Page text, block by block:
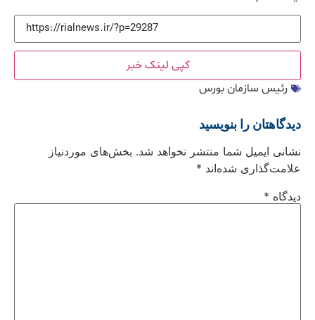
کپی لینک خبر
رئیس سازمان بورس
دیدگاهتان را بنویسید
نشانی ایمیل شما منتشر نخواهد شد. بخش‌های موردنیاز
علامت‌گذاری شده‌اند *
دیدگاه *